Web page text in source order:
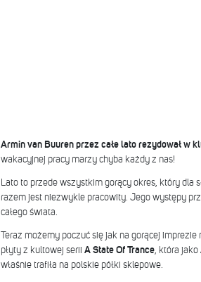
Armin van Buuren przez całe lato rezydował w
wakacyjnej pracy marzy chyba każdy z nas!
Lato to przede wszystkim gorący okres, który dla
razem jest niezwykle pracowity. Jego występy
całego świata.
Teraz możemy poczuć się jak na gorącej
płyty z kultowej serii A State Of Trance, która jako
właśnie trafiła na polskie półki sklepowe.